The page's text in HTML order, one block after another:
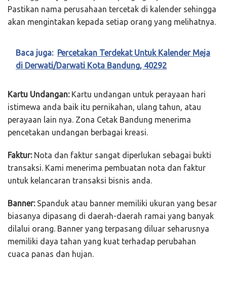
Pastikan nama perusahaan tercetak di kalender sehingga
akan mengintakan kepada setiap orang yang melihatnya.
Baca juga: Percetakan Terdekat Untuk Kalender Meja
di Derwati/Darwati Kota Bandung, 40292
Kartu Undangan:Kartu undangan untuk perayaan hari
istimewa anda baik itu pernikahan, ulang tahun, atau
perayaan lain nya. Zona Cetak Bandung menerima
pencetakan undangan berbagai kreasi.
Faktur:Nota dan faktur sangat diperlukan sebagai bukti
transaksi. Kami menerima pembuatan nota dan faktur
untuk kelancaran transaksi bisnis anda.
Banner:Spanduk atau banner memiliki ukuran yang besar
biasanya dipasang di daerah-daerah ramai yang banyak
dilalui orang. Banner yang terpasang diluar seharusnya
memiliki daya tahan yang kuat terhadap perubahan
cuaca panas dan hujan.